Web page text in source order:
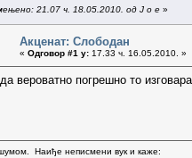
21.07 ч. 18.05.2010. од J o e »
Акценат: Слободан
« Одговор #1 у: 17.33 ч. 16.05.2010. »
вероватно погрешно то
Наиђе неписмени вук и каже: